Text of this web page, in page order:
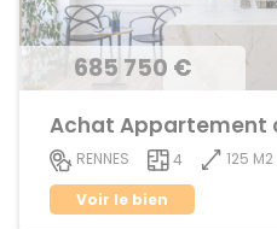
685 750 €
RENNES 4
125 M2
Voir le bien